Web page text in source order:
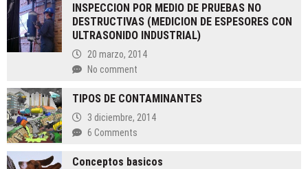
un
Plan
de
(BCP)
INSPECCION POR MEDIO DE PRUEBAS NO
DESTRUCTIVAS (MEDICION DE ESPESORES CON
ULTRASONIDO INDUSTRIAL)
20 marzo, 2014
No comment
TIPOS DE CONTAMINANTES
3 diciembre, 2014
6 Comments
Conceptos basicos